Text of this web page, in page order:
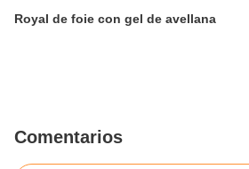
Royal de foie con gel de avellana
Comentarios